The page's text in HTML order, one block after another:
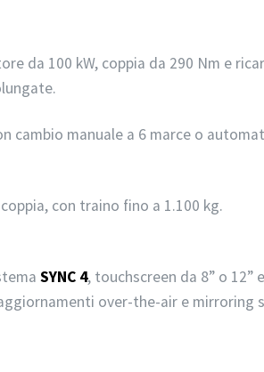
da 100 kW, coppia da 290 Nm e
cambio manuale a 6 marce o
con traino fino a 1.100 kg.
SYNC 4, touchscreen da 8” o
over-the-air e mirroring